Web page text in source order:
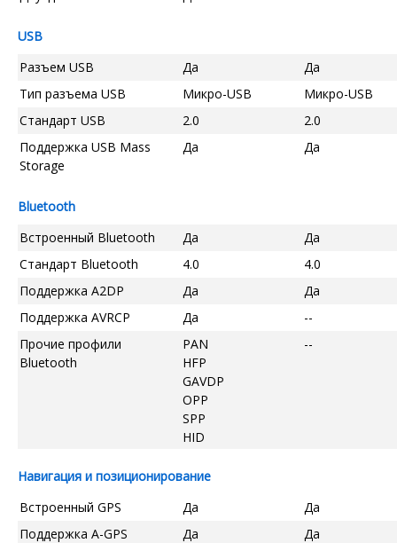
USB
Разъем USB
Да
Да
Тип разъема USB
Микро-USB
Микро-USB
Стандарт USB
2.0
2.0
Поддержка USB Mass
Storage
Да Да
Bluetooth
Встроенный Bluetooth
Да
Да
Стандарт Bluetooth
4.0
4.0
Поддержка A2DP
Да
Да
Поддержка AVRCP
Да
--
Прочие профили
Bluetooth
PAN
HFP
GAVDP
OPP
SPP
HID
--
Навигация и позиционирование
Встроенный GPS
Да
Да
Поддержка A-GPS
Да
Да